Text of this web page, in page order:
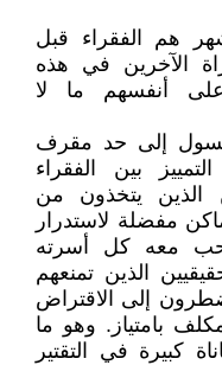
هم الفقراء قبل
الآخرين في هذه
على أنفسهم ما لا
إلى حد مقرف
بين الفقراء
الذين يتخذون من
مفضلة لاستدرار
معه كل أسرته
الذين تمنعهم
إلى الاقتراض
بامتياز. وهو ما
كبيرة في التقتير